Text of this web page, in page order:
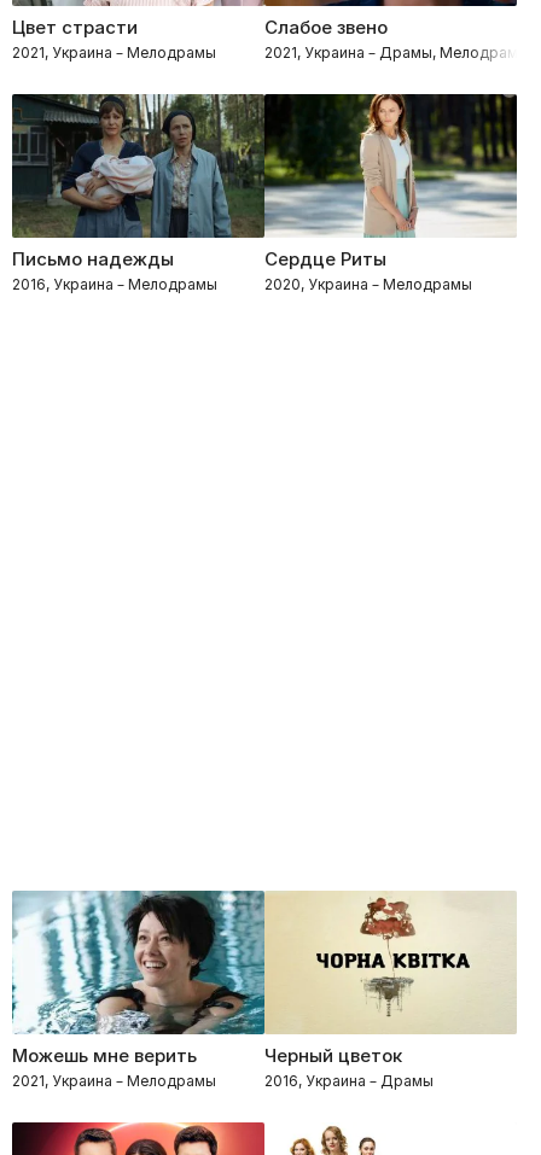
Цвет страсти
2021, Украина – Мелодрамы
Слабое звено
2021, Украина – Драмы, Мелодрамы
Письмо надежды
2016, Украина – Мелодрамы
Сердце Риты
2020, Украина – Мелодрамы
Можешь мне верить
2021, Украина – Мелодрамы
Черный цветок
2016, Украина – Драмы